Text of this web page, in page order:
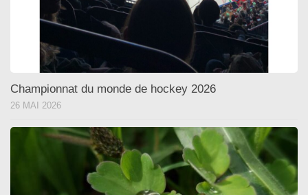
Championnat du monde de hockey 2026
26 MAI 2026